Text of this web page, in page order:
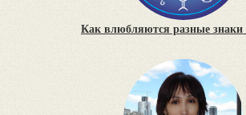
Как влюбляются разные знаки